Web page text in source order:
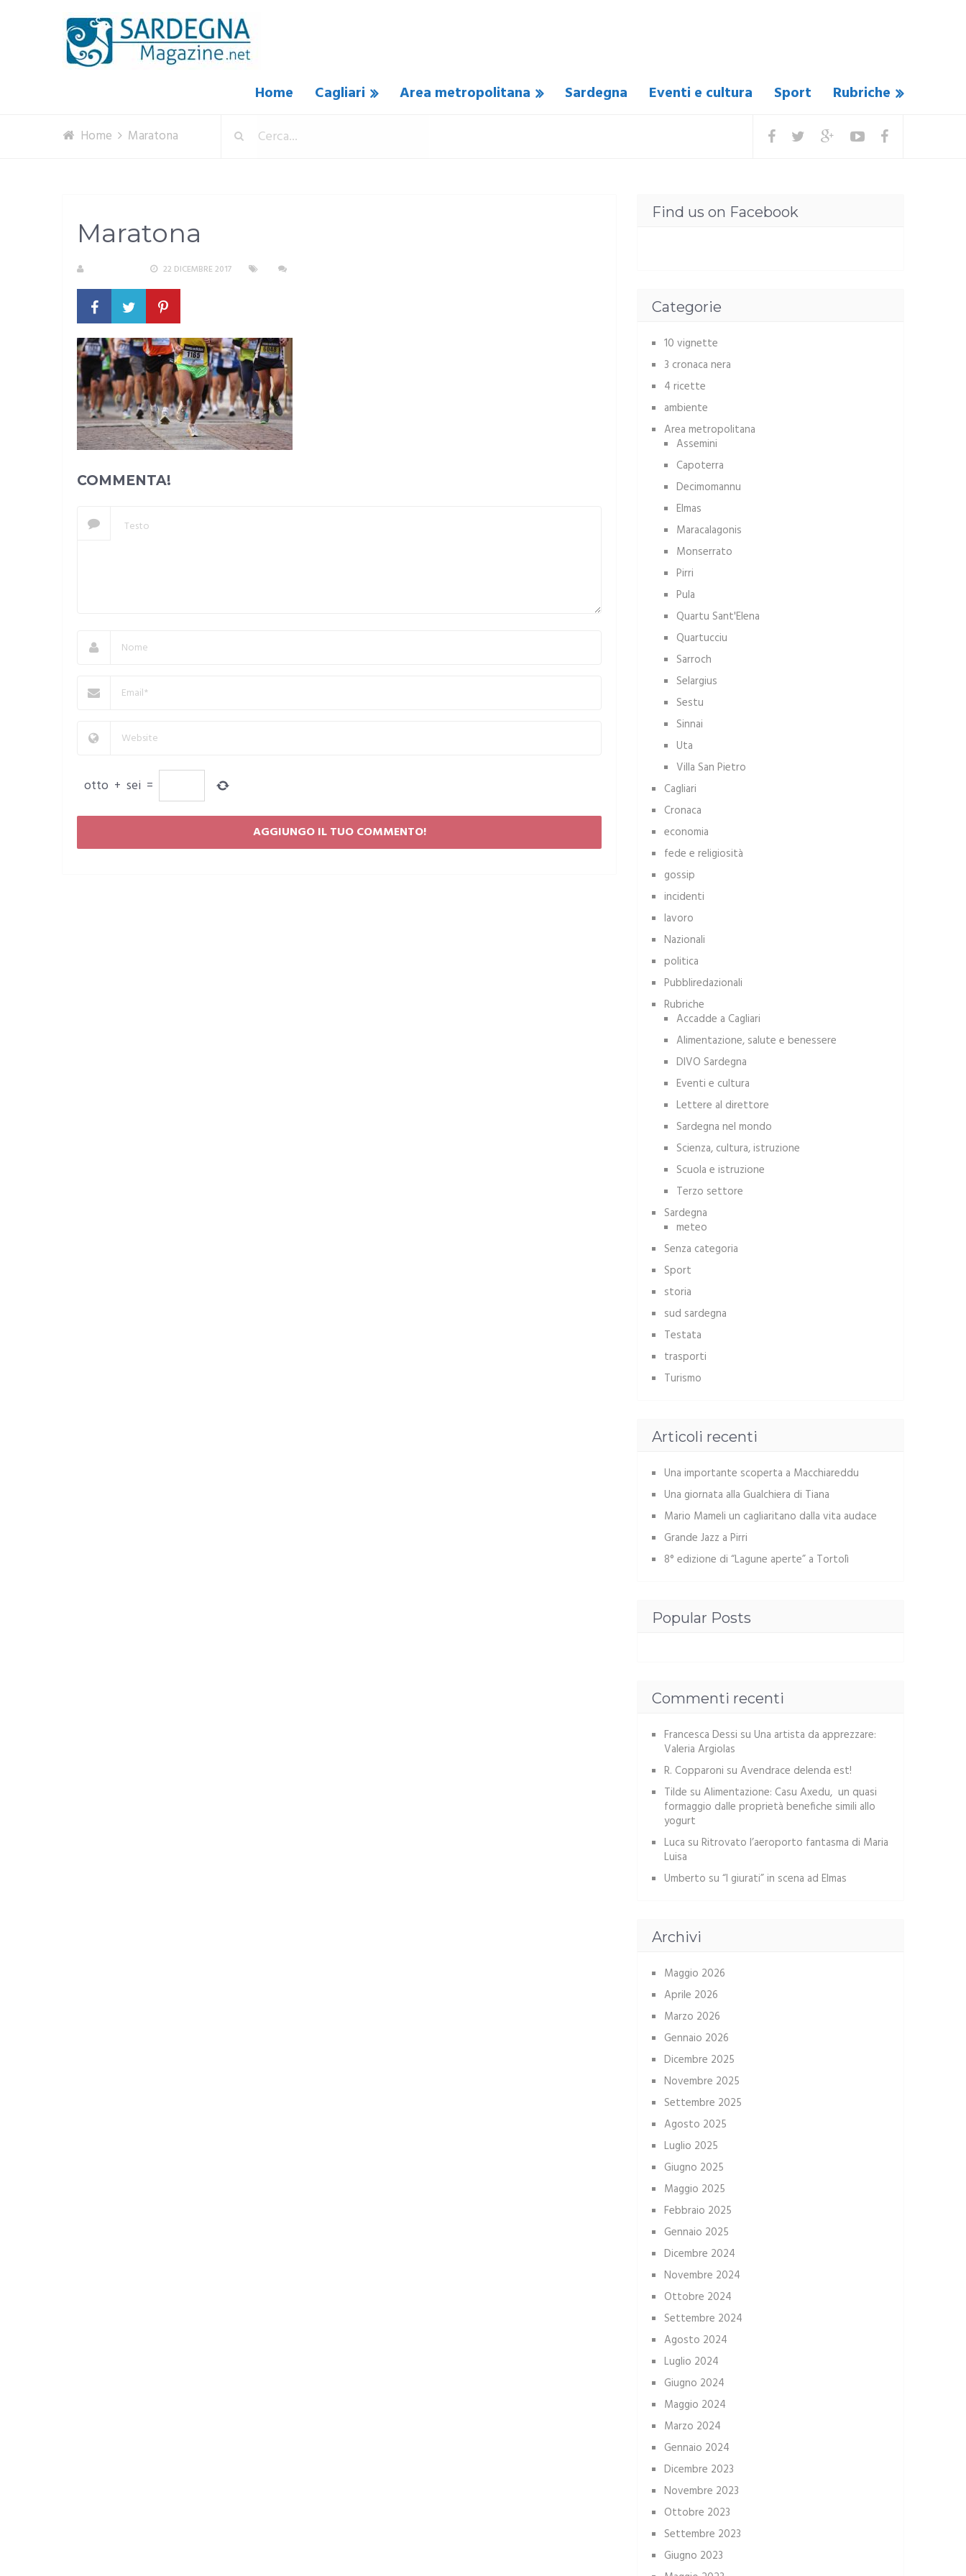
Home Cagliari Area metropolitana Sardegna Eventi e cultura Sport Rubriche
Home Maratona
Maratona
22 DICEMBRE 2017
COMMENTA!
otto + sei =
Find us on Facebook
Categorie
10 vignette
3 cronaca nera
4 ricette
ambiente
Area metropolitana
Assemini
Capoterra
Decimomannu
Elmas
Maracalagonis
Monserrato
Pirri
Pula
Quartu Sant'Elena
Quartucciu
Sarroch
Selargius
Sestu
Sinnai
Uta
Villa San Pietro
Cagliari
Cronaca
economia
fede e religiosità
gossip
incidenti
lavoro
Nazionali
politica
Pubbliredazionali
Rubriche
Accadde a Cagliari
Alimentazione, salute e benessere
DIVO Sardegna
Eventi e cultura
Lettere al direttore
Sardegna nel mondo
Scienza, cultura, istruzione
Scuola e istruzione
Terzo settore
Sardegna
meteo
Senza categoria
Sport
storia
sud sardegna
Testata
trasporti
Turismo
Articoli recenti
Una importante scoperta a Macchiareddu
Una giornata alla Gualchiera di Tiana
Mario Mameli un cagliaritano dalla vita audace
Grande Jazz a Pirri
8° edizione di “Lagune aperte” a Tortolì
Popular Posts
Commenti recenti
Francesca Dessi su Una artista da apprezzare:
Valeria Argiolas
R. Copparoni su Avendrace delenda est!
Tilde su Alimentazione: Casu Axedu, un quasi
formaggio dalle proprietà benefiche simili allo
yogurt
Luca su Ritrovato l’aeroporto fantasma di Maria
Luisa
Umberto su “I giurati” in scena ad Elmas
Archivi
Maggio 2026
Aprile 2026
Marzo 2026
Gennaio 2026
Dicembre 2025
Novembre 2025
Settembre 2025
Agosto 2025
Luglio 2025
Giugno 2025
Maggio 2025
Febbraio 2025
Gennaio 2025
Dicembre 2024
Novembre 2024
Ottobre 2024
Settembre 2024
Agosto 2024
Luglio 2024
Giugno 2024
Maggio 2024
Marzo 2024
Gennaio 2024
Dicembre 2023
Novembre 2023
Ottobre 2023
Settembre 2023
Giugno 2023